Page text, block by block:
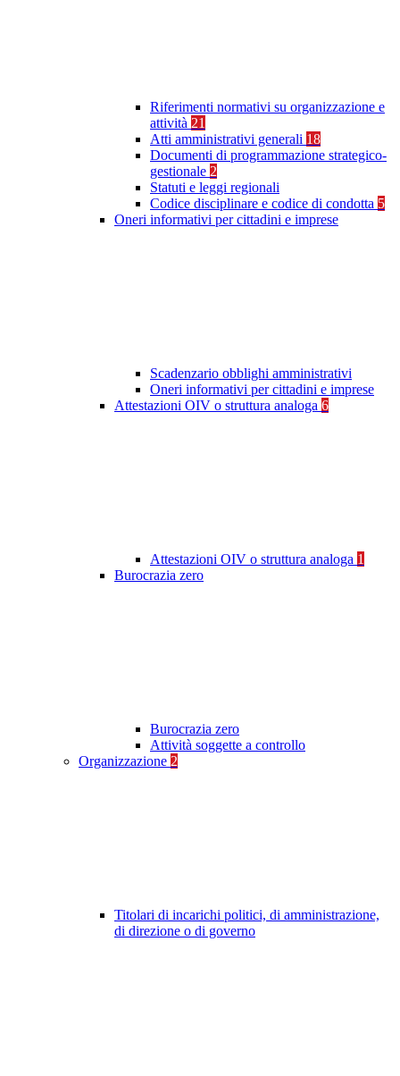
Riferimenti normativi su organizzazione e
attività 21
Atti amministrativi generali 18
Documenti di programmazione strategico-
gestionale 2
Statuti e leggi regionali
Codice disciplinare e codice di condotta 5
Oneri informativi per cittadini e imprese
Scadenzario obblighi amministrativi
Oneri informativi per cittadini e imprese
Attestazioni OIV o struttura analoga 6
Attestazioni OIV o struttura analoga 1
Burocrazia zero
Burocrazia zero
Attività soggette a controllo
Organizzazione 2
Titolari di incarichi politici, di amministrazione,
di direzione o di governo